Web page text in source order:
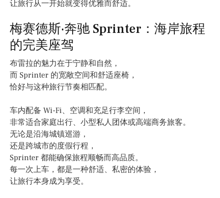
让旅行从一开始就变得优雅而舒适。
梅赛德斯·奔驰 Sprinter：海岸旅程
的完美座驾
布雷拉的魅力在于宁静和自然，
而 Sprinter 的宽敞空间和舒适座椅，
恰好与这种旅行节奏相匹配。
车内配备 Wi-Fi、空调和充足行李空间，
非常适合家庭出行、小型私人团体或高端商务旅客。
无论是沿海城镇巡游，
还是跨城市的度假行程，
Sprinter 都能确保旅程顺畅而高品质。
每一次上车，都是一种舒适、私密的体验，
让旅行本身成为享受。